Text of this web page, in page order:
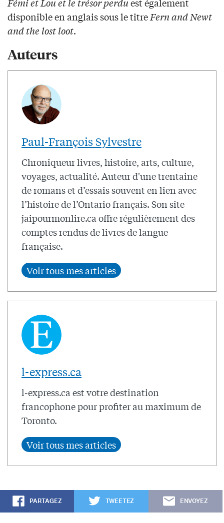
disponible en anglais sous le titreFern and Newt
and the lost loot.
Auteurs
Paul-François Sylvestre
Chroniqueur livres, histoire, arts, culture,
voyages, actualité. Auteur d'une trentaine
de romans et d’essais souvent en lien avec
l’histoire de l’Ontario français. Son site
jaipourmonlire.ca offre régulièrement des
comptes rendus de livres de langue
française.
l-express.ca
l-express.ca est votre destination
francophone pour profiter au maximum de
Toronto.
PARTAGEZ TWEETEZ ENVOYEZ